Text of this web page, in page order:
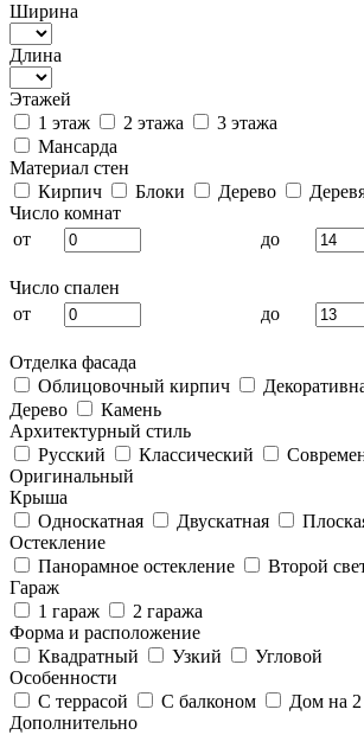
Ширина
Длина
Этажей
1 этаж
2 этажа
3 этажа
Мансарда
Материал стен
Кирпич
Блоки Дерево
Число комнат
от
до
Число спален
от
до
Отделка фасада
Облицовочный кирпич
Дерево
Камень
Архитектурный стиль
Русский
Классический
Оригинальный
Крыша
Односкатная
Двускатная
Остекление
Панорамное остекление
Второй
Гараж
1 гараж
2 гаража
Форма и расположение
Квадратный
Узкий
Угловой
Особенности
С террасой
С балконом Дом на 2
Дополнительно